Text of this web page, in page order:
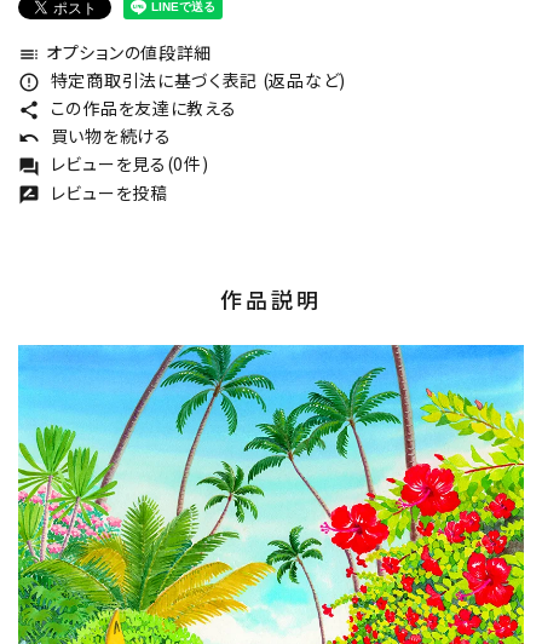
toc オプションの値段詳細
error_outline 特定商取引法に基づく表記 (返品など)
share この作品を友達に教える
undo 買い物を続ける
forum レビューを見る(0件)
rate_review レビューを投稿
作品説明